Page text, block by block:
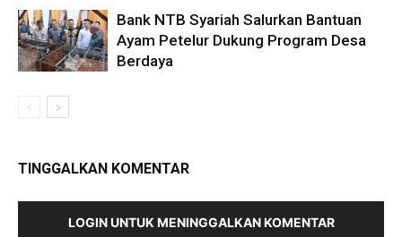
Bank NTB Syariah Salurkan Bantuan
Ayam Petelur Dukung Program Desa
Berdaya
TINGGALKAN KOMENTAR
LOGIN UNTUK MENINGGALKAN KOMENTAR